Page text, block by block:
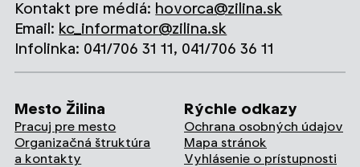
Kontakt pre médiá: hovorca@zilina.sk
Email: kc_informator@zilina.sk
Infolinka: 041/706 31 11, 041/706 36 11
Mesto Žilina
Pracuj pre mesto
Organizačná štruktúra
a kontakty
Rýchle odkazy
Ochrana osobných údajov
Mapa stránok
Vyhlásenie o prístupnosti